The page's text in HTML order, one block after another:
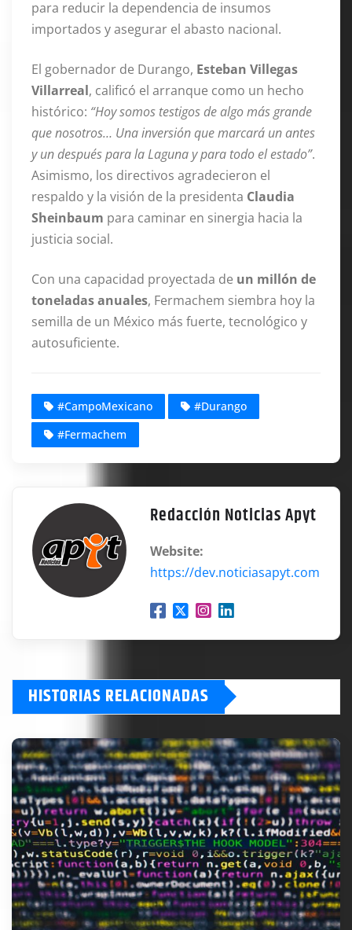
para reducir la dependencia de insumos
importados y asegurar el abasto nacional.
El gobernador de Durango, Esteban Villegas
Villarreal, calificó el arranque como un hecho
histórico: “Hoy somos testigos de algo más grande
que nosotros… Una inversión que marcará un antes
y un después para la Laguna y para todo el estado”.
Asimismo, los directivos agradecieron el
respaldo y la visión de la presidenta Claudia
Sheinbaum para caminar en sinergia hacia la
justicia social.
Con una capacidad proyectada de un millón de
toneladas anuales, Fermachem siembra hoy la
semilla de un México más fuerte, tecnológico y
autosuficiente.
#CampoMexicano
#Durango
#Fermachem
Redacción Noticias Apyt
Website:
https://dev.noticiasapyt.com
HISTORIAS RELACIONADAS